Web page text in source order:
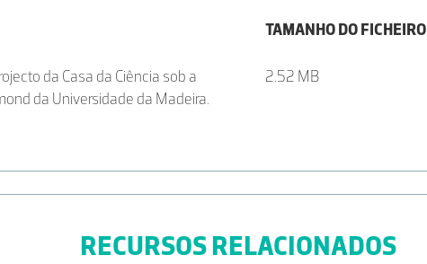
da Casa da Ciência sob a
da Universidade da Madeira.
TAMANHO DO FICHEIRO
2.52 MB
RECURSOS RELACIONADOS